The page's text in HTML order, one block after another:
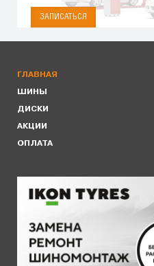
ЗАПИСАТЬСЯ
ГЛАВНАЯ
ШИНЫ
ДИСКИ
АКЦИИ
ОПЛАТА